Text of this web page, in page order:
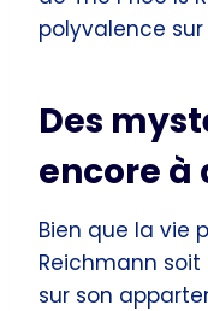
polyvalence
Des
encore à
Bien que la vie
Reichmann
sur son